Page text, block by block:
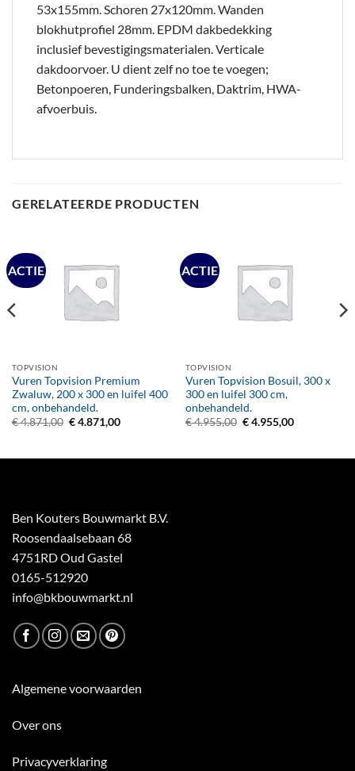
53x155mm. Schoren 27x120mm. Wanden
blokhutprofiel 28mm. EPDM dakbedekking
inclusief bevestigingsmaterialen. Verticale
dakdoorvoer. U dient zelf no toe te voegen;
Betonpoeren, Funderingsbalken, Daktrim, HWA-
afvoerbuis.
GERELATEERDE PRODUCTEN
ACTIE
TOPVISION
Vuren Topvision Premium
Zwaluw, 200 x 300 en luifel 400
cm, onbehandeld.
€4.871,00 Oorspronkelijke
€4.871,00Huidige
ACTIE
TOPVISION
Vuren Topvision Bosuil, 300 x
300 en luifel 300 cm,
onbehandeld.
€4.955,00 Oorspronkelijke
€4.955,00Huidige
Ben Kouters Bouwmarkt B.V.
Roosendaalsebaan 68
4751RD Oud Gastel
0165-512920
info@bkbouwmarkt.nl
Algemene voorwaarden
Over ons
Privacyverklaring